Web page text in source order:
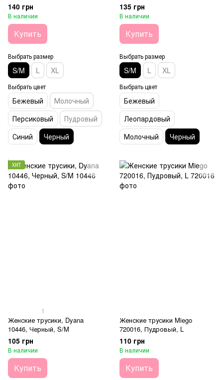
140 грн
В наличии
Купить
Выбрать размер
S/M L XL
Выбрать цвет
Бежевый
Молочный
Персиковый
Пудровый
Синий
Черный
135 грн
В наличии
Купить
Выбрать размер
S/M L XL
Выбрать цвет
Бежевый
Леопардовый
Молочный
Черный
ХИТ
1
Женские трусики, Dyana
10446, Черный, S/M
105 грн
В наличии
Купить
Женские трусики Miego
720016, Пудровый, L
110 грн
В наличии
Купить